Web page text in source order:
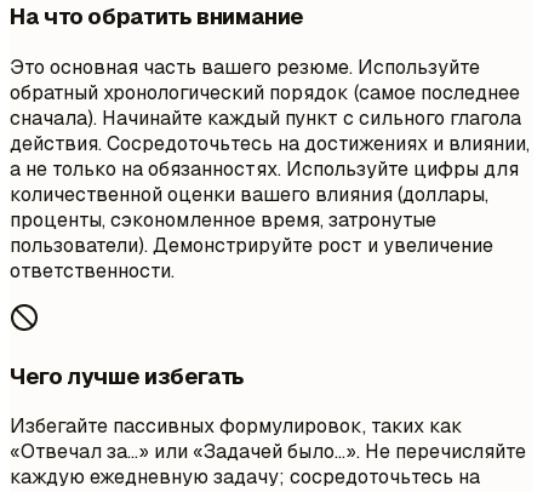
На что обратить внимание
Это основная часть вашего резюме. Используйте
обратный хронологический порядок (самое последнее
сначала). Начинайте каждый пункт с сильного глагола
действия. Сосредоточьтесь на достижениях и влиянии,
а не только на обязанностях. Используйте цифры для
количественной оценки вашего влияния (доллары,
проценты, сэкономленное время, затронутые
пользователи). Демонстрируйте рост и увеличение
ответственности.
Чего лучше избегать
Избегайте пассивных формулировок, таких как
«Отвечал за…» или «Задачей было…». Не перечисляйте
каждую ежедневную задачу; сосредоточьтесь на